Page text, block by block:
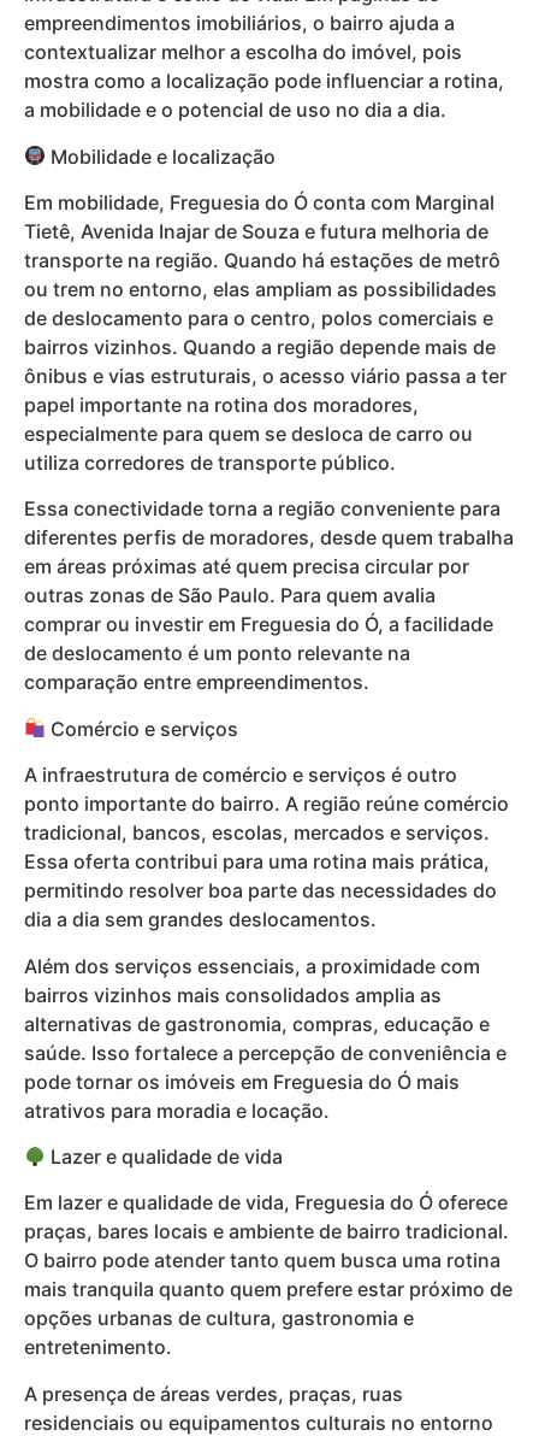
empreendimentos imobiliários, o bairro ajuda a
contextualizar melhor a escolha do imóvel, pois
mostra como a localização pode influenciar a rotina,
a mobilidade e o potencial de uso no dia a dia.
Mobilidade e localização
Em mobilidade, Freguesia do Ó conta com Marginal
Tietê, Avenida Inajar de Souza e futura melhoria de
transporte na região. Quando há estações de metrô
ou trem no entorno, elas ampliam as possibilidades
de deslocamento para o centro, polos comerciais e
bairros vizinhos. Quando a região depende mais de
ônibus e vias estruturais, o acesso viário passa a ter
papel importante na rotina dos moradores,
especialmente para quem se desloca de carro ou
utiliza corredores de transporte público.
Essa conectividade torna a região conveniente para
diferentes perfis de moradores, desde quem trabalha
em áreas próximas até quem precisa circular por
outras zonas de São Paulo. Para quem avalia
comprar ou investir em Freguesia do Ó, a facilidade
de deslocamento é um ponto relevante na
comparação entre empreendimentos.
Comércio e serviços
A infraestrutura de comércio e serviços é outro
ponto importante do bairro. A região reúne comércio
tradicional, bancos, escolas, mercados e serviços.
Essa oferta contribui para uma rotina mais prática,
permitindo resolver boa parte das necessidades do
dia a dia sem grandes deslocamentos.
Além dos serviços essenciais, a proximidade com
bairros vizinhos mais consolidados amplia as
alternativas de gastronomia, compras, educação e
saúde. Isso fortalece a percepção de conveniência e
pode tornar os imóveis em Freguesia do Ó mais
atrativos para moradia e locação.
Lazer e qualidade de vida
Em lazer e qualidade de vida, Freguesia do Ó oferece
praças, bares locais e ambiente de bairro tradicional.
O bairro pode atender tanto quem busca uma rotina
mais tranquila quanto quem prefere estar próximo de
opções urbanas de cultura, gastronomia e
entretenimento.
A presença de áreas verdes, praças, ruas
residenciais ou equipamentos culturais no entorno